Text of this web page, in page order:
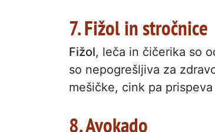
7. Fižol in stročnice
Fižol, leča in čičerika so
so nepogrešljiva za
mešičke, cink pa
8. Avokado